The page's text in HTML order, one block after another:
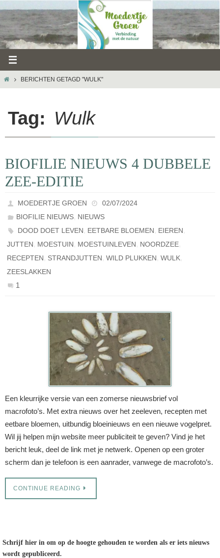
naar
inhoud
HOMEBERICHTEN GETAGD "WULK"
Tag: Wulk
BIOFILIE NIEUWS 4 DUBBELE
ZEE-EDITIE
MOEDERTJE GROEN
02/07/2024
BIOFILIE NIEUWS, NIEUWS
DOOD DOET LEVEN, EETBARE BLOEMEN, EIEREN,
JUTTEN, MOESTUIN, MOESTUINLEVEN, NOORDZEE,
RECEPTEN, STRANDJUTTEN, WILD PLUKKEN, WULK,
ZEESLAKKEN
1
Een kleurrijke versie van een zomerse nieuwsbrief vol
macrofoto’s. Met extra nieuws over het zeeleven, recepten met
eetbare bloemen, uitbundig bloeinieuws en een nieuwe vogelpret.
Wil jij helpen mijn website meer publiciteit te geven? Vind je het
bericht leuk, deel de link met je netwerk. Openen op een groter
scherm dan je telefoon is een aanrader, vanwege de macrofoto’s.
CONTINUE READING
Schrijf hier in om op de hoogte gehouden te worden als er iets nieuws
wordt gepubliceerd.